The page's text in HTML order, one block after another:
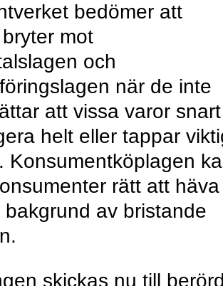
bedömer att
mot
och
när de inte
att vissa varor snart
helt eller tappar
Konsumentköplagen
rätt att häva
av bristande
skickas nu till